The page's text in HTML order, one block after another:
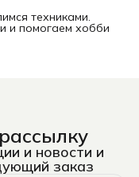
техниками.
и помогаем хобби
и новости и
заказ